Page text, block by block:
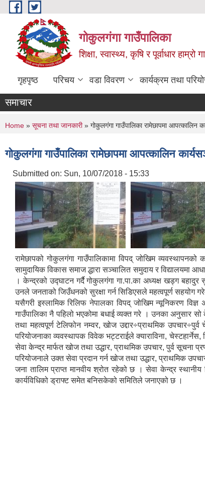
Skip to main content
गोकुलगंगा गाउँपालिका
शिक्षा, स्वास्थ्य, कृषि र पूर्वाधार
गृहपृष्ठ परिचय वडा विवरण कार्यक्रम तथा
समाचार
You are here
Home » सूचना तथा जानकारी» गोकुलगंगा गाउँपालिका रामेछापमा आपत्कालिन
गोकुलगंगा गाउँपालिका रामेछापमा आपत्कालिन
Submitted on: Sun, 10/07/2018 - 15:33
रामेछापको गोकुलगंगा गाउँपालिकामा विपद् जोखिम
सामुदायिक विकास समाज द्धारा सञ्चालित समुदाय र विद्यालयमा
। केन्द्रको उद्घाटन गर्दै गोकुलगंगा गा.पा.का अध्यक्ष खड्ग
उनले जनताको जिउँधनको सुरक्षा गर्न सिडिएसले महत्वपूर्ण सहयोग
यसैगरी इस्लामिक रिलिफ नेपालका विपद् जोखिम न्यूनिकरण विज्ञ
गाउँपालिका नै पहिलो भएकोमा बधाई व्यक्त गरे । उनका अनुसार
तथा महत्वपूर्ण टेलिफोन नम्वर, खोज उद्दार÷प्राथमिक
परियोजनाका व्यवस्थापक विवेक भट्टराईले क्याराविना,
सेवा केन्द्र मार्फत खोज तथा उद्धार, प्राथमिक उपचार, पुर्व सूचना
परियोजनाले उक्त सेवा प्रदान गर्न खोज तथा उद्धार, प्राथमिक
जना तालिम प्राप्त मानवीय श्रोत रहेको छ । सेवा केन्द्र
कार्यविधिको ड्राफ्ट समेत बनिसकेको समितिले जनाएको छ ।